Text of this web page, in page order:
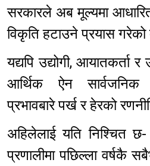
सरकारले अब मूल्यमा
विकृति हटाउने प्रयास
यद्यपि उद्योगी, आयातकर्ता
आर्थिक ऐन सार्वजनिक
प्रभावबारे पर्ख र हेरको
अहिलेलाई यति निश्चित
प्रणालीमा पछिल्ला वर्षकै